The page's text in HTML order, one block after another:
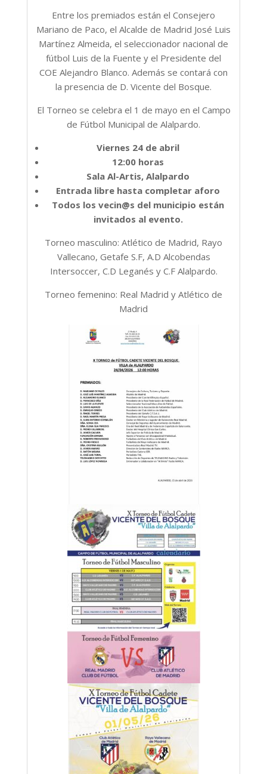
Entre los premiados están el Consejero
Mariano de Paco, el Alcalde de Madrid José Luis
Martínez Almeida, el seleccionador nacional de
fútbol Luis de la Fuente y el Presidente del
COE Alejandro Blanco. Además se contará con
la presencia de D. Vicente del Bosque.
El Torneo se celebra el 1 de mayo en el Campo
de Fútbol Municipal de Alalpardo.
Viernes 24 de abril
12:00 horas
Sala Al-Artis, Alalpardo
Entrada libre hasta completar aforo
Todos los vecin@s del municipio están
invitados al evento.
Torneo masculino: Atlético de Madrid, Rayo
Vallecano, Getafe S.F, A.D Alcobendas
Intersoccer, C.D Leganés y C.F Alalpardo.
Torneo femenino: Real Madrid y Atlético de
Madrid